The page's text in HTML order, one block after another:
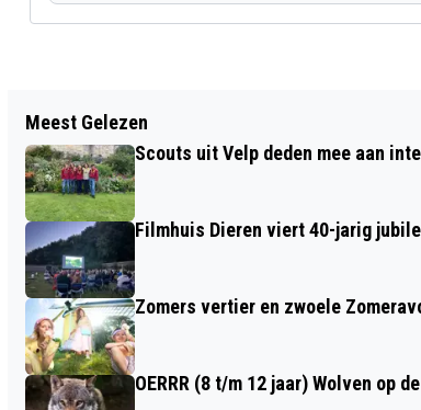
ACTIE KERSTTAS 2015 VOOR
IN DE BIJSTAND
Meest Gelezen
Scouts uit Velp deden mee aan
Filmhuis Dieren viert 40-jarig
Zomers vertier en zwoele
OERRR (8 t/m 12 jaar) Wolven op